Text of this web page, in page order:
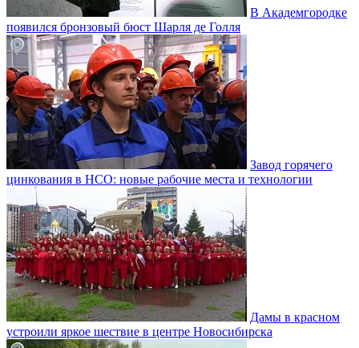
В Академгородке
появился бронзовый бюст Шарля де Голля
Завод горячего
цинкования в НСО: новые рабочие места и технологии
Дамы в красном
устроили яркое шествие в центре Новосибирска